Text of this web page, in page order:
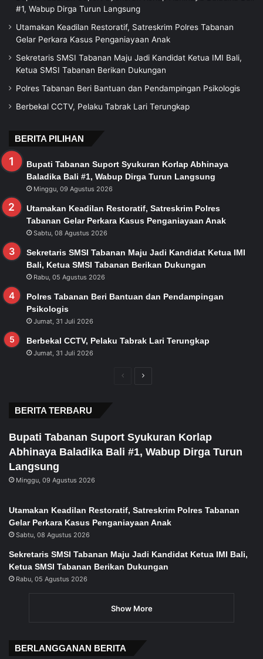
#1, Wabup Dirga Turun Langsung
Utamakan Keadilan Restoratif, Satreskrim Polres Tabanan
Gelar Perkara Kasus Penganiayaan Anak
Sekretaris SMSI Tabanan Maju Jadi Kandidat Ketua IMI Bali,
Ketua SMSI Tabanan Berikan Dukungan
Polres Tabanan Beri Bantuan dan Pendampingan Psikologis
Berbekal CCTV, Pelaku Tabrak Lari Terungkap
BERITA PILIHAN
Bupati Tabanan Suport Syukuran Korlap Abhinaya
Baladika Bali #1, Wabup Dirga Turun Langsung
Minggu, 09 Agustus 2026
Utamakan Keadilan Restoratif, Satreskrim Polres
Tabanan Gelar Perkara Kasus Penganiayaan Anak
Sabtu, 08 Agustus 2026
Sekretaris SMSI Tabanan Maju Jadi Kandidat Ketua IMI
Bali, Ketua SMSI Tabanan Berikan Dukungan
Rabu, 05 Agustus 2026
Polres Tabanan Beri Bantuan dan Pendampingan
Psikologis
Jumat, 31 Juli 2026
Berbekal CCTV, Pelaku Tabrak Lari Terungkap
Jumat, 31 Juli 2026
PreviousNext
BERITA TERBARU
Bupati Tabanan Suport Syukuran Korlap
Abhinaya Baladika Bali #1, Wabup Dirga Turun
Langsung
Minggu, 09 Agustus 2026
Utamakan Keadilan Restoratif, Satreskrim Polres Tabanan
Gelar Perkara Kasus Penganiayaan Anak
Sabtu, 08 Agustus 2026
Sekretaris SMSI Tabanan Maju Jadi Kandidat Ketua IMI Bali,
Ketua SMSI Tabanan Berikan Dukungan
Rabu, 05 Agustus 2026
Show More
BERLANGGANAN BERITA